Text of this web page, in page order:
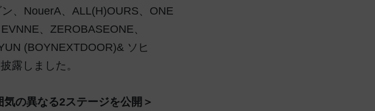
、NouerA、ALL(H)OURS、ONE
、ZEROBASEONE、
(BOYNEXTDOOR)& ソヒ
露しました。
の異なる2ステージを公開＞